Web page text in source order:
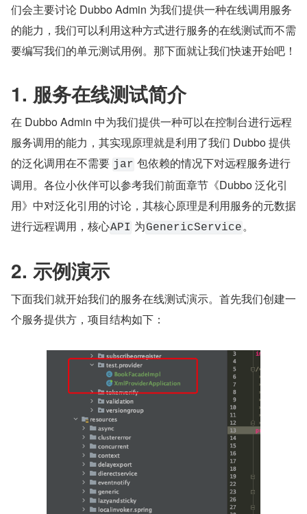
们会主要讨论 Dubbo Admin 为我们提供一种在线调用服务
的能力，我们可以利用这种方式进行服务的在线测试而不需
要编写我们的单元测试用例。那下面就让我们快速开始吧！
1. 服务在线测试简介
在 Dubbo Admin 中为我们提供一种可以在控制台进行远程
服务调用的能力，其实现原理就是利用了我们 Dubbo 提供
的泛化调用在不需要 jar 包依赖的情况下对远程服务进行
调用。各位小伙伴可以参考我们前面章节《Dubbo 泛化引
用》中对泛化引用的讨论，其核心原理是利用服务的元数据
进行远程调用，核心API 为GenericService。
2. 示例演示
下面我们就开始我们的服务在线测试演示。首先我们创建一
个服务提供方，项目结构如下：